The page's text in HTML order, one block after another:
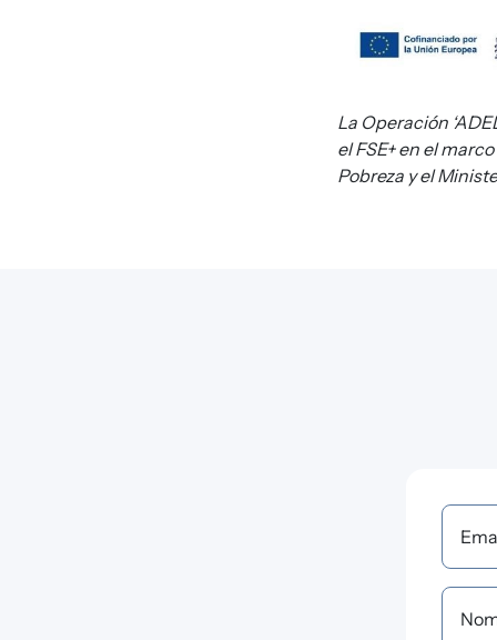
La Operación
el FSE+ en el
Pobreza y el